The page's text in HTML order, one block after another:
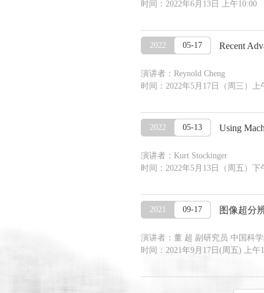
时间：2022年6月13日 上午
2022 05-17 Recent
演讲者：Reynold Cheng
时间：2022年5月17日（周三）
2022 05-13 Using
演讲者：Kurt Stockinger
时间：2022年5月13日（周五）
2021 09-17 图像超分
演讲者：董 超 副研究员 中国科
时间：2021年9月17日(周五) 上